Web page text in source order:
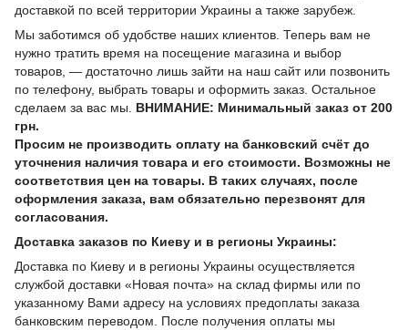
доставкой по всей территории Украины а также зарубеж.
Мы заботимся об удобстве наших клиентов. Теперь вам не
нужно тратить время на посещение магазина и выбор
товаров, — достаточно лишь зайти на наш сайт или позвонить
по телефону, выбрать товары и оформить заказ. Остальное
сделаем за вас мы. ВНИМАНИЕ: Минимальный заказ от 200
грн.
Просим не производить оплату на банковский счёт до
уточнения наличия товара и его стоимости. Возможны не
соответствия цен на товары. В таких случаях, после
оформления заказа, вам обязательно перезвонят для
согласования.
Доставка заказов по Киеву и в регионы Украины:
Доставка по Киеву и в регионы Украины осуществляется
службой доставки «Новая почта» на склад фирмы или по
указанному Вами адресу на условиях предоплаты заказа
банковским переводом. После получения оплаты мы